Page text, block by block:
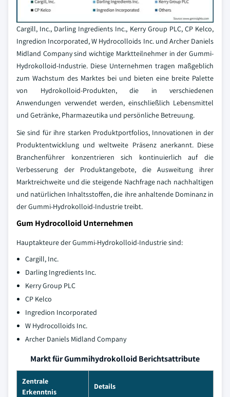
Cargill, Inc., Darling Ingredients Inc., Kerry Group PLC, CP Kelco,
Ingredion Incorporated, W Hydrocolloids Inc. und Archer Daniels
Midland Company sind wichtige Marktteilnehmer in der Gummi-
Hydrokolloid-Industrie. Diese Unternehmen tragen maßgeblich
zum Wachstum des Marktes bei und bieten eine breite Palette
von Hydrokolloid-Produkten, die in verschiedenen
Anwendungen verwendet werden, einschließlich Lebensmittel
und Getränke, Pharmazeutika und persönliche Betreuung.
Sie sind für ihre starken Produktportfolios, Innovationen in der
Produktentwicklung und weltweite Präsenz anerkannt. Diese
Branchenführer konzentrieren sich kontinuierlich auf die
Verbesserung der Produktangebote, die Ausweitung ihrer
Marktreichweite und die steigende Nachfrage nach nachhaltigen
und natürlichen Inhaltsstoffen, die ihre anhaltende Dominanz in
der Gummi-Hydrokolloid-Industrie treibt.
Gum Hydrocolloid Unternehmen
Hauptakteure der Gummi-Hydrokolloid-Industrie sind:
Cargill, Inc.
Darling Ingredients Inc.
Kerry Group PLC
CP Kelco
Ingredion Incorporated
W Hydrocolloids Inc.
Archer Daniels Midland Company
Markt für Gummihydrokolloid Berichtsattribute
Zentrale
Erkenntnis
Details